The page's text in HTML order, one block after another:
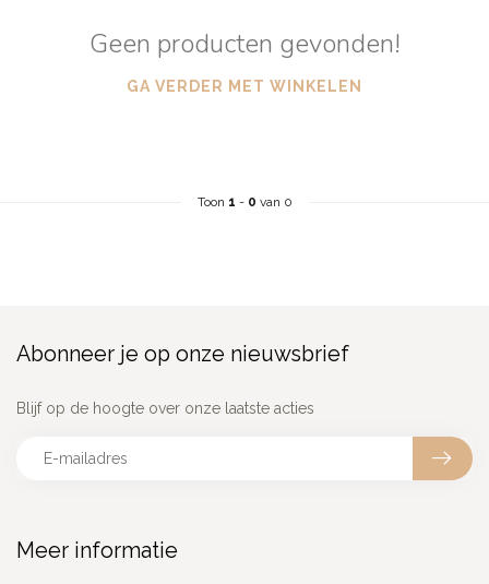
Geen producten gevonden!
GA VERDER MET WINKELEN
Toon 1 - 0 van 0
Meer informatie
Abonneer je op onze nieuwsbrief
Blijf op de hoogte over onze laatste acties